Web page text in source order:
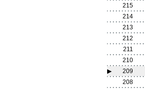
215
214
213
212
211
210
▶
209
208